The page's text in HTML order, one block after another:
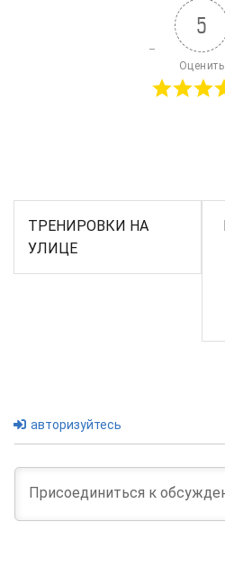
5
Оценить
Навигация
по
записям
ТРЕНИРОВКИ НА
УЛИЦЕ
авторизуйтесь